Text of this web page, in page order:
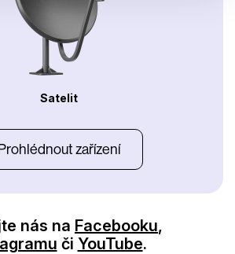
Satelit
zařízení
nás na Facebooku,
či YouTube.